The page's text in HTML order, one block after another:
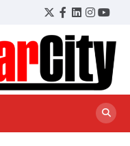
Twitter
Facebook
LinkedIn